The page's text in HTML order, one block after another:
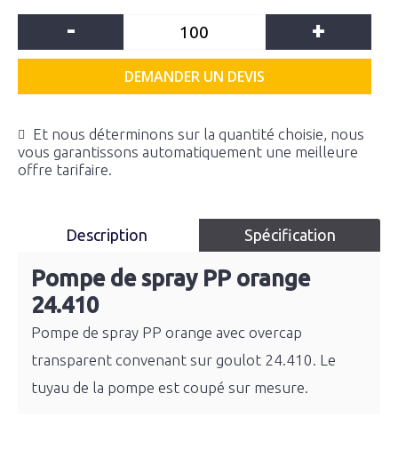
- +
DEMANDER UN DEVIS
Et nous déterminons sur la quantité choisie, nous
vous garantissons automatiquement une meilleure
offre tarifaire.
Description Spécification
Pompe de spray PP orange
24.410
Pompe de spray PP orange avec overcap
transparent convenant sur goulot 24.410. Le
tuyau de la pompe est coupé sur mesure.